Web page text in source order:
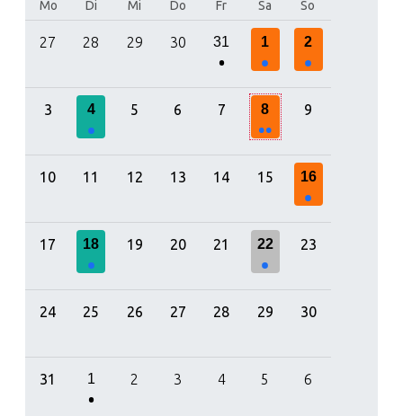
Mo Di Mi Do Fr Sa So
27 28 29 30 31
Einzelne Veranstaltung
1
Einzelne Veranstaltung
2
3 4 5 6 7 8
2 Veranstaltungen
9
10 11 12 13 14 15 16
17 18 19 20 21 22 23
24 25 26 27 28 29 30
31 1 2 3 4 5 6